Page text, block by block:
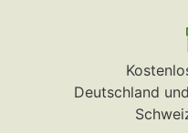
Deutschland